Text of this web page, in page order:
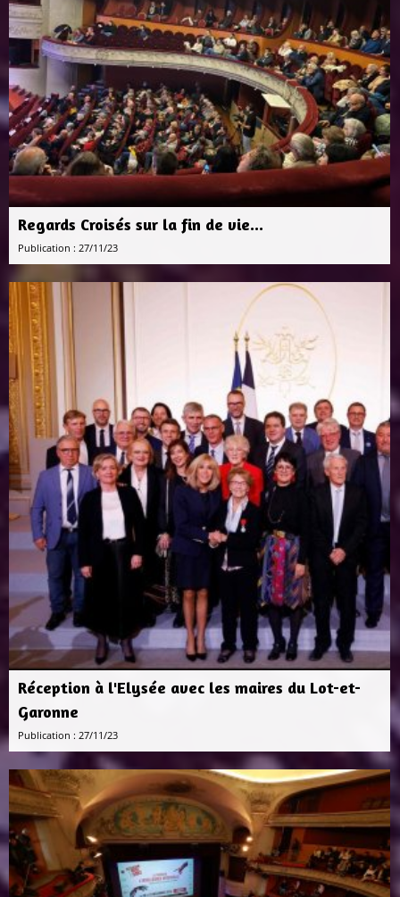
Regards Croisés sur la fin de vie...
Publication : 27/11/23
Réception à l'Elysée avec les maires du Lot-et-
Garonne
Publication : 27/11/23